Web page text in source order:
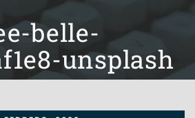
belle-
unsplash